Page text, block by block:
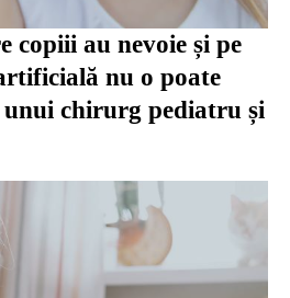
copiii au nevoie și pe
nu o poate
chirurg pediatru și